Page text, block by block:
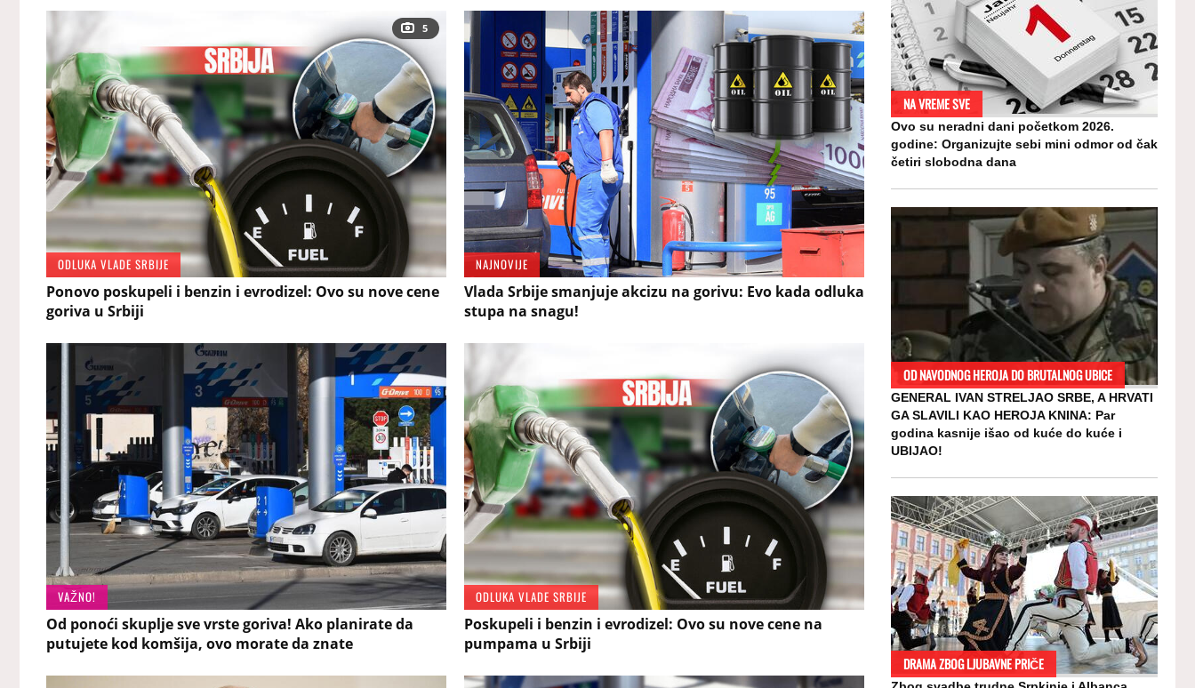
5
ODLUKA VLADE SRBIJE
Ponovo poskupeli i benzin i evrodizel: Ovo su nove cene
goriva u Srbiji
NAJNOVIJE
Vlada Srbije smanjuje akcizu na gorivu: Evo kada odluka
stupa na snagu!
VAŽNO!
Od ponoći skuplje sve vrste goriva! Ako planirate da
putujete kod komšija, ovo morate da znate
ODLUKA VLADE SRBIJE
Poskupeli i benzin i evrodizel: Ovo su nove cene na
pumpama u Srbiji
NA VREME SVE
Ovo su neradni dani početkom 2026.
godine: Organizujte sebi mini odmor od čak
četiri slobodna dana
OD NAVODNOG HEROJA DO BRUTALNOG UBICE
GENERAL IVAN STRELJAO SRBE, A HRVATI
GA SLAVILI KAO HEROJA KNINA: Par
godina kasnije išao od kuće do kuće i
UBIJAO!
DRAMA ZBOG LJUBAVNE PRIČE